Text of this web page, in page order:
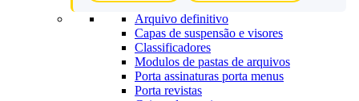
Arquivo definitivo
Capas de suspensão e visores
Classificadores
Modulos de pastas de arquivos
Porta assinaturas porta menus
Porta revistas